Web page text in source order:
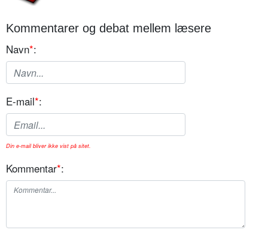
Kommentarer og debat mellem læsere
Navn*:
E-mail*:
Din e-mail bliver ikke vist på sitet.
Kommentar*: